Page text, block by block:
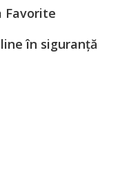
Favorite
în siguranță